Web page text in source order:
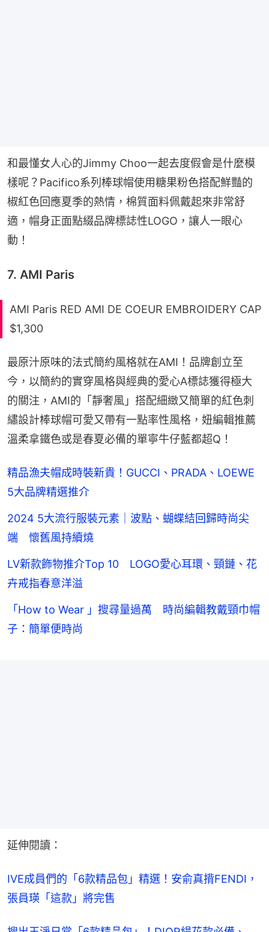
和最懂女人心的Jimmy Choo一起去度假會是什麼模
樣呢？Pacifico系列棒球帽使用糖果粉色搭配鮮豔的
椒紅色回應夏季的熱情，棉質面料佩戴起來非常舒
適，帽身正面點綴品牌標誌性LOGO，讓人一眼心
動！
7. AMI Paris
AMI Paris RED AMI DE COEUR EMBROIDERY CAP
$1,300
最原汁原味的法式簡約風格就在AMI！品牌創立至
今，以簡約的實穿風格與經典的愛心A標誌獲得極大
的關注，AMI的「靜奢風」搭配細緻又簡單的紅色刺
繡設計棒球帽可愛又帶有一點率性風格，妞編輯推薦
溫柔拿鐵色或是春夏必備的單寧牛仔藍都超Q！
精品漁夫帽成時裝新貴！GUCCI、PRADA、LOEWE
5大品牌精選推介
2024 5大流行服裝元素｜波點、蝴蝶結回歸時尚尖
端 懷舊風持續燒
LV新款飾物推介Top 10 LOGO愛心耳環、頸鏈、花
卉戒指春意洋溢
「How to Wear 」搜尋量過萬 時尚編輯教戴頸巾帽
子：簡單便時尚
延伸閱讀：
IVE成員們的「6款精品包」精選！安俞真揹FENDI，
張員瑛「這款」將完售